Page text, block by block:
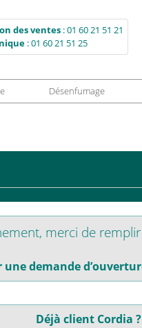
des ventes :01 60 21 51 21
:01 60 21 51 25
Désenfumage
merci de
une demande
Déjà client Cordia ?